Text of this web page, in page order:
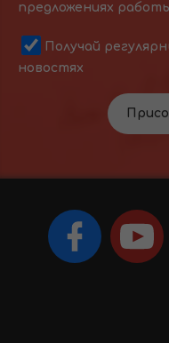
предложениях
Получай
новостях